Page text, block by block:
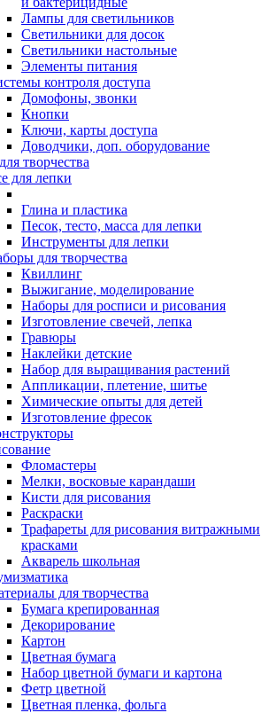
Лампы для светильников
Светильники для досок
Светильники настольные
Элементы питания
контроля доступа
Домофоны, звонки
Кнопки
Ключи, карты доступа
Доводчики, доп. оборудование
творчества
для лепки
Глина и пластика
Песок, тесто, масса для лепки
Инструменты для лепки
для творчества
Квиллинг
Выжигание, моделирование
Наборы для росписи и рисования
Изготовление свечей, лепка
Гравюры
Наклейки детские
Набор для выращивания растений
Аппликации, плетение, шитье
Химические опыты для детей
Изготовление фресок
Фломастеры
Мелки, восковые карандаши
Кисти для рисования
Раскраски
Трафареты для рисования витражными
красками
Акварель школьная
для творчества
Бумага крепированная
Декорирование
Картон
Цветная бумага
Набор цветной бумаги и картона
Фетр цветной
Цветная пленка, фольга